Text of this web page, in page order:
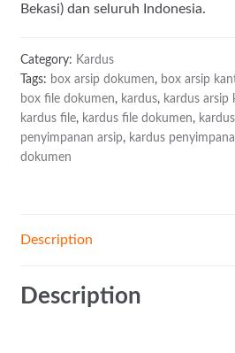
Bekasi) dan seluruh Indonesia.
Category: Kardus
Tags: box arsip dokumen, box arsip
box file dokumen, kardus, kardus arsip
kardus file, kardus file dokumen,
penyimpanan arsip, kardus
dokumen
Description
Description